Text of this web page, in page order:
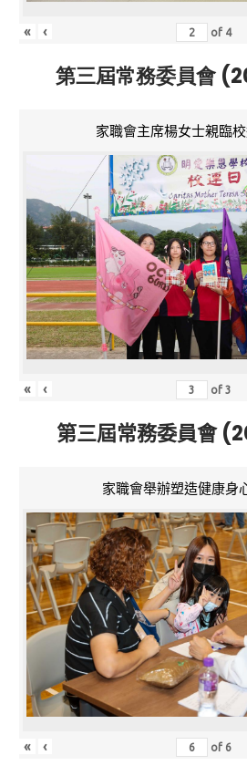
« ‹ of 4
第三屆常務委員會
家職會主席楊女士親臨
« ‹ of3
第三屆常務委員會
家職會舉辦塑造健康身
« ‹ of 6